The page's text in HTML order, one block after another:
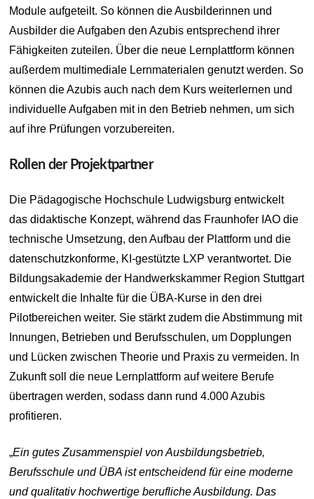
Module aufgeteilt. So können die Ausbilderinnen und
Ausbilder die Aufgaben den Azubis entsprechend ihrer
Fähigkeiten zuteilen. Über die neue Lernplattform können
außerdem multimediale Lernmaterialen genutzt werden. So
können die Azubis auch nach dem Kurs weiterlernen und
individuelle Aufgaben mit in den Betrieb nehmen, um sich
auf ihre Prüfungen vorzubereiten.
Rollen der Projektpartner
Die Pädagogische Hochschule Ludwigsburg entwickelt
das didaktische Konzept, während das Fraunhofer IAO die
technische Umsetzung, den Aufbau der Plattform und die
datenschutzkonforme, KI-gestützte LXP verantwortet. Die
Bildungsakademie der Handwerkskammer Region Stuttgart
entwickelt die Inhalte für die ÜBA-Kurse in den drei
Pilotbereichen weiter. Sie stärkt zudem die Abstimmung mit
Innungen, Betrieben und Berufsschulen, um Dopplungen
und Lücken zwischen Theorie und Praxis zu vermeiden. In
Zukunft soll die neue Lernplattform auf weitere Berufe
übertragen werden, sodass dann rund 4.000 Azubis
profitieren.
„Ein gutes Zusammenspiel von Ausbildungsbetrieb,
Berufsschule und ÜBA ist entscheidend für eine moderne
und qualitativ hochwertige berufliche Ausbildung. Das